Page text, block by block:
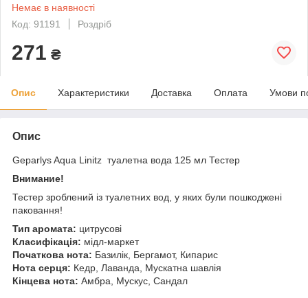
Немає в наявності
Код: 91191
Роздріб
271 ₴
Опис Характеристики Доставка Оплата Умови
Опис
Geparlys Aqua Linitz туалетна вода 125 мл Тестер
Внимание!
Тестер зроблений із туалетних вод, у яких були пошкоджені
паковання!
Тип аромата: цитрусові
Класифікація: мідл-маркет
Початкова нота: Базилік, Бергамот, Кипарис
Нота серця: Кедр, Лаванда, Мускатна шавлія
Кінцева нота: Амбра, Мускус, Сандал